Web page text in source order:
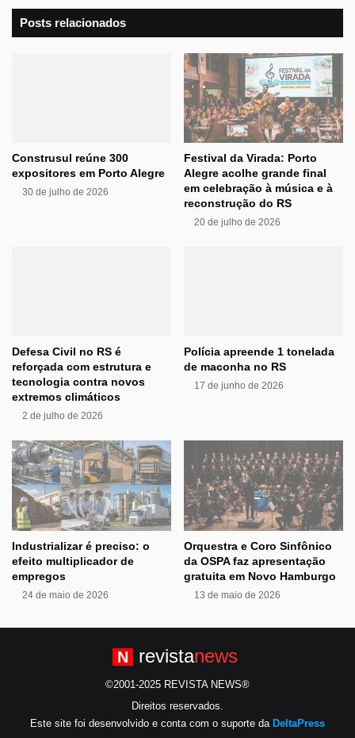
Posts relacionados
Construsul reúne 300
expositores em Porto Alegre
30 de julho de 2026
Festival da Virada: Porto
Alegre acolhe grande final
em celebração à música e à
reconstrução do RS
20 de julho de 2026
Defesa Civil no RS é
reforçada com estrutura e
tecnologia contra novos
extremos climáticos
2 de julho de 2026
Polícia apreende 1 tonelada
de maconha no RS
17 de junho de 2026
Industrializar é preciso: o
efeito multiplicador de
empregos
24 de maio de 2026
Orquestra e Coro Sinfônico
da OSPA faz apresentação
gratuita em Novo Hamburgo
13 de maio de 2026
N revistanews
©2001-2025 REVISTA NEWS®
Direitos reservados.
Este site foi desenvolvido e conta com o suporte da DeltaPress